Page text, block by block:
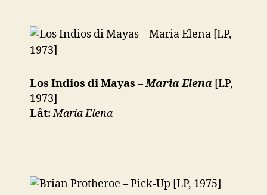
Los Indios di Mayas –Maria Elena [LP,
1973]
Låt:Maria Elena